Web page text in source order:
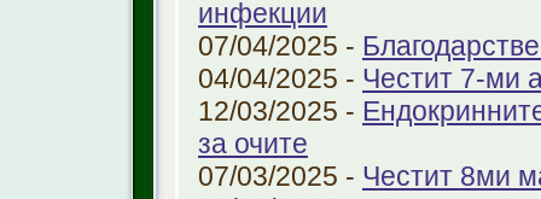
инфекции
07/04/2025 -
04/04/2025 - Честит 7-ми
12/03/2025 -
за очите
07/03/2025 - Честит 8ми